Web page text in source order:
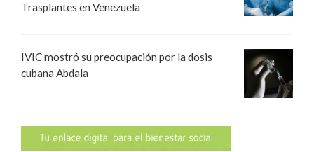
Trasplantes en Venezuela
IVIC mostró su preocupación por la dosis
cubana Abdala